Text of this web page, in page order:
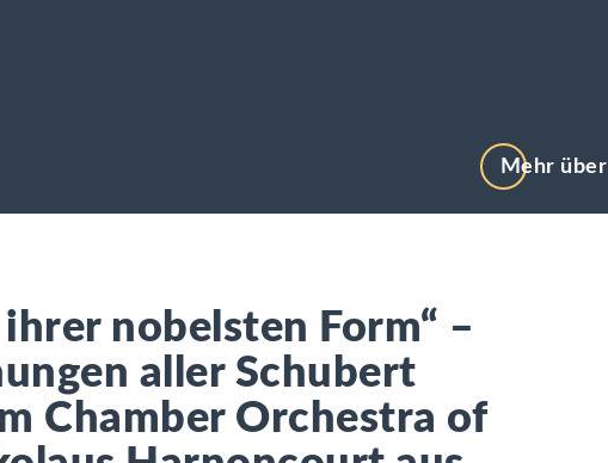
Mehr über
nobelsten Form“ –
aller Schubert
Chamber Orchestra of